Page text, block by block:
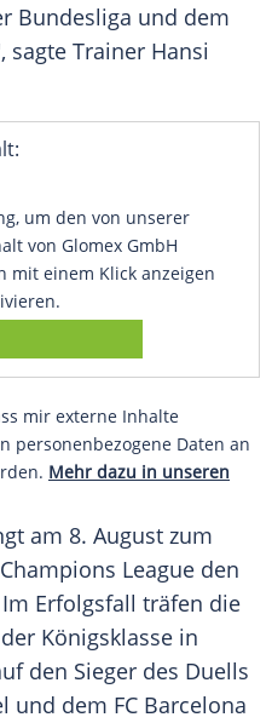
Bundesliga und dem
sagte Trainer Hansi
um den von unserer
von Glomex GmbH
mit einem Klick anzeigen
mir externe Inhalte
personenbezogene Daten an
Mehr dazu in unseren
am 8. August zum
Champions League den
Erfolgsfall träfen die
Königsklasse in
den Sieger des Duells
und dem FC Barcelona